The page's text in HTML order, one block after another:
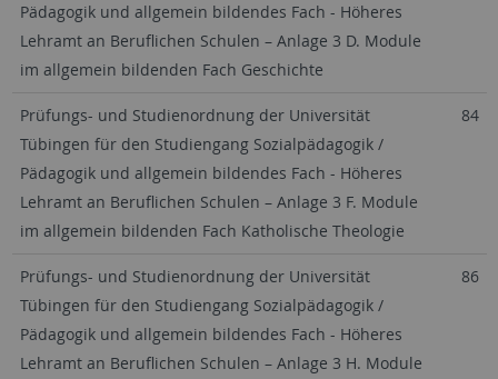
Pädagogik und allgemein bildendes Fach - Höheres
Lehramt an Beruflichen Schulen – Anlage 3 D. Module
im allgemein bildenden Fach Geschichte
Prüfungs- und Studienordnung der Universität
Tübingen für den Studiengang Sozialpädagogik /
Pädagogik und allgemein bildendes Fach - Höheres
Lehramt an Beruflichen Schulen – Anlage 3 F. Module
im allgemein bildenden Fach Katholische Theologie
84
Prüfungs- und Studienordnung der Universität
Tübingen für den Studiengang Sozialpädagogik /
Pädagogik und allgemein bildendes Fach - Höheres
Lehramt an Beruflichen Schulen – Anlage 3 H. Module
86